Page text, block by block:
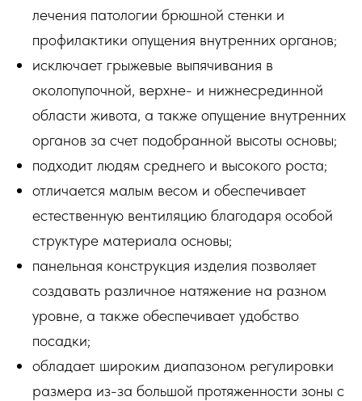
лечения патологии брюшной стенки и
профилактики опущения внутренних органов;
исключает грыжевые выпячивания в
околопупочной, верхне- и нижнесрединной
области живота, а также опущение внутренних
органов за счет подобранной высоты основы;
подходит людям среднего и высокого роста;
отличается малым весом и обеспечивает
естественную вентиляцию благодаря особой
структуре материала основы;
панельная конструкция изделия позволяет
создавать различное натяжение на разном
уровне, а также обеспечивает удобство
посадки;
обладает широким диапазоном регулировки
размера из-за большой протяженности зоны с